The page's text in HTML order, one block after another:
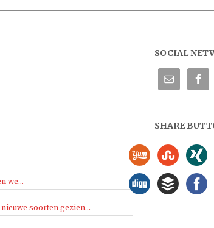
we...
soorten gezien...
SOCIAL
SHARE